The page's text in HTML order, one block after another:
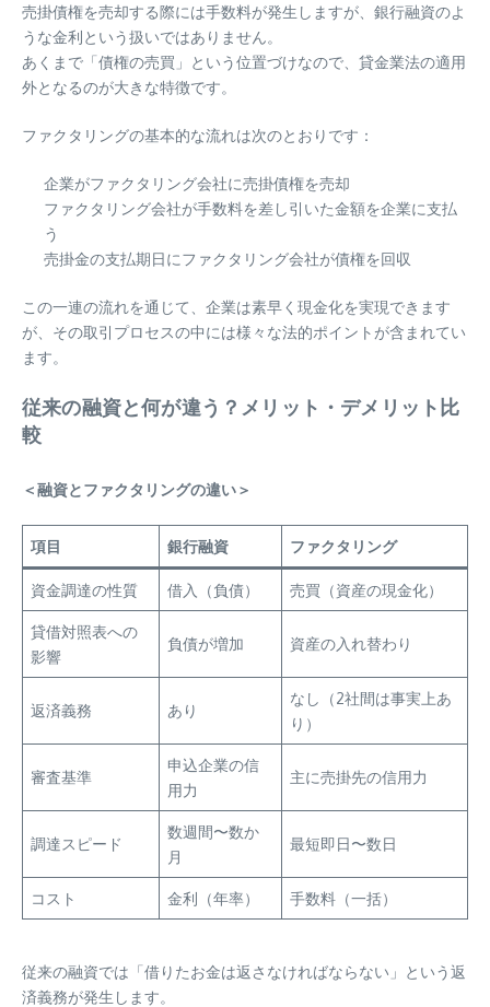
売掛債権を売却する際には手数料が発生しますが、銀行融資のよ
うな金利という扱いではありません。
あくまで「債権の売買」という位置づけなので、貸金業法の適用
外となるのが大きな特徴です。
ファクタリングの基本的な流れは次のとおりです：
企業がファクタリング会社に売掛債権を売却
ファクタリング会社が手数料を差し引いた金額を企業に支払
う
売掛金の支払期日にファクタリング会社が債権を回収
この一連の流れを通じて、企業は素早く現金化を実現できます
が、その取引プロセスの中には様々な法的ポイントが含まれてい
ます。
従来の融資と何が違う？メリット・デメリット比
較
＜融資とファクタリングの違い＞
項目 銀行融資 ファクタリング
資金調達の性質 借入（負債） 売買（資産の現金化）
貸借対照表への
影響
負債が増加 資産の入れ替わり
返済義務 あり
なし（2社間は事実上あ
り）
審査基準
申込企業の信
用力
主に売掛先の信用力
調達スピード
数週間〜数か
月
最短即日〜数日
コスト 金利（年率） 手数料（一括）
従来の融資では「借りたお金は返さなければならない」という返
済義務が発生します。